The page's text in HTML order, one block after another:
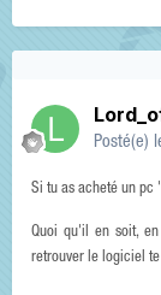
Posté(e)
Si tu as acheté un pc
Quoi qu'il en soit,
retrouver le logiciel